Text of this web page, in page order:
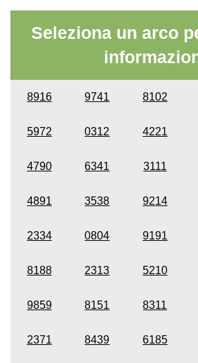
Seleziona un arco
8916 9741 8102
5972 0312 4221
4790 6341 3111
4891 3538 9214
2334 0804 9191
8188 2313 5210
9859 8151 8311
2371 8439 6185